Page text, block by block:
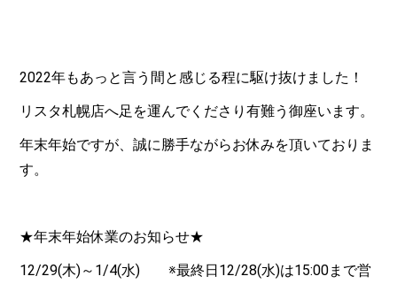
2022年もあっと言う間と感じる程に駆け抜けました！
リスタ札幌店へ足を運んでくださり有難う御座います。
年末年始ですが、誠に勝手ながらお休みを頂いておりま
す。
★年末年始休業のお知らせ★
12/29(木)～1/4(水) ※最終日12/28(水)は15:00まで営